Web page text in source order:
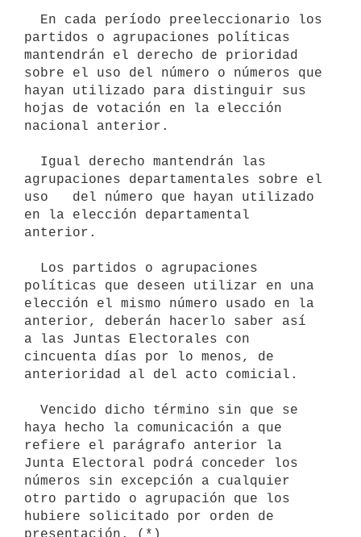
partidos o agrupaciones políticas
mantendrán el derecho de prioridad
sobre el uso del número o números que
hayan utilizado para distinguir sus
hojas de votación en la elección
nacional anterior.
agrupaciones departamentales sobre el
uso   del número que hayan utilizado
en la elección departamental
anterior.
políticas que deseen utilizar en una
elección el mismo número usado en la
anterior, deberán hacerlo saber así
a las Juntas Electorales con
cincuenta días por lo menos, de
anterioridad al del acto comicial.
haya hecho la comunicación a que
refiere el parágrafo anterior la
Junta Electoral podrá conceder los
números sin excepción a cualquier
otro partido o agrupación que los
hubiere solicitado por orden de